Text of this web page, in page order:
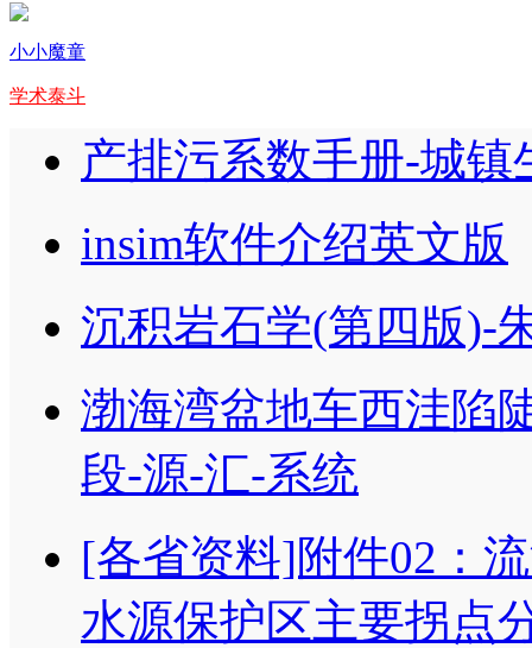
小小魔童
学术泰斗
产排污系数手册-城镇
insim软件介绍英文版
沉积岩石学(第四版)-
渤海湾盆地车西洼陷
段-源-汇-系统
[各省资料]附件02：
水源保护区主要拐点